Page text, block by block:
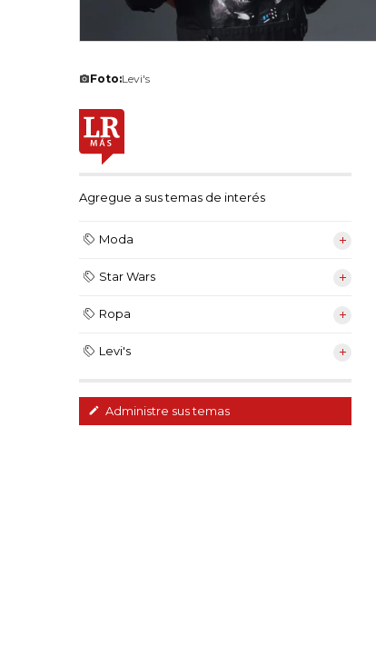
Foto:Levi's
Agregue a sus temas de interés
Moda
Star Wars
Ropa
Levi's
Administre sus temas